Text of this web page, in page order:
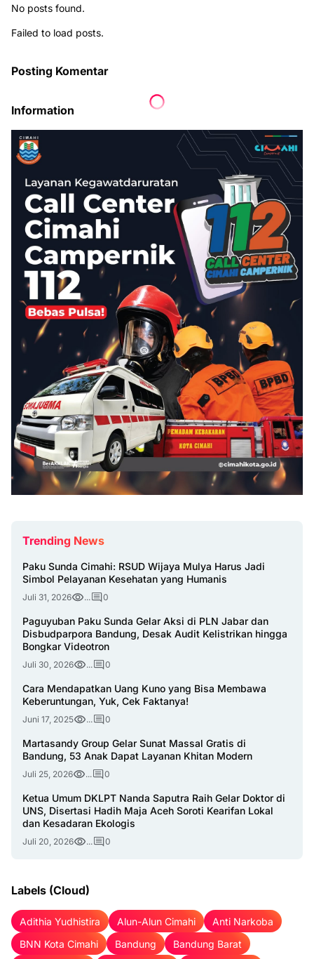
No posts found.
Failed to load posts.
Posting Komentar
Information
Trending News
Paku Sunda Cimahi: RSUD Wijaya Mulya Harus Jadi
Simbol Pelayanan Kesehatan yang Humanis
Juli 31, 2026 ... 0
Paguyuban Paku Sunda Gelar Aksi di PLN Jabar dan
Disbudparpora Bandung, Desak Audit Kelistrikan hingga
Bongkar Videotron
Juli 30, 2026 ... 0
Cara Mendapatkan Uang Kuno yang Bisa Membawa
Keberuntungan, Yuk, Cek Faktanya!
Juni 17, 2025 ... 0
Martasandy Group Gelar Sunat Massal Gratis di
Bandung, 53 Anak Dapat Layanan Khitan Modern
Juli 25, 2026 ... 0
Ketua Umum DKLPT Nanda Saputra Raih Gelar Doktor di
UNS, Disertasi Hadih Maja Aceh Soroti Kearifan Lokal
dan Kesadaran Ekologis
Juli 20, 2026 ... 0
Labels (Cloud)
Adithia Yudhistira Alun-Alun Cimahi
Anti Narkoba
BNN Kota Cimahi
Bandung
Bandung Barat